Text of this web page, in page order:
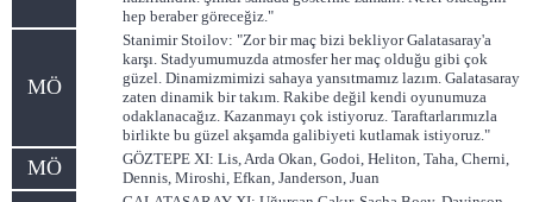
hep beraber göreceğiz."
MÖ
Stanimir Stoilov: "Zor bir maç bizi bekliyor Galatasaray'a
karşı. Stadyumumuzda atmosfer her maç olduğu gibi çok
güzel. Dinamizmimizi sahaya yansıtmamız lazım. Galatasaray
zaten dinamik bir takım. Rakibe değil kendi oyunumuza
odaklanacağız. Kazanmayı çok istiyoruz. Taraftarlarımızla
birlikte bu güzel akşamda galibiyeti kutlamak istiyoruz."
MÖ
GÖZTEPE XI: Lis, Arda Okan, Godoi, Heliton, Taha, Cherni,
Dennis, Miroshi, Efkan, Janderson, Juan